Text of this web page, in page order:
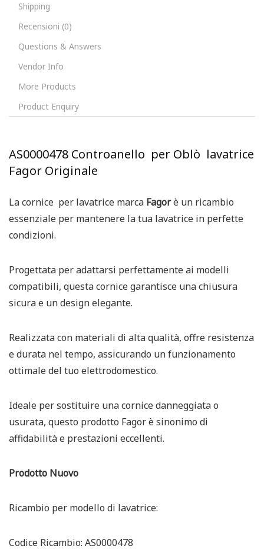
Shipping
Recensioni (0)
Questions & Answers
Vendor Info
More Products
Product Enquiry
AS0000478 Controanello per Oblò lavatrice
Fagor Originale
La cornice per lavatrice marca Fagorè un ricambio
essenziale per mantenere la tua lavatrice in perfette
condizioni.
Progettata per adattarsi perfettamente ai modelli
compatibili, questa cornice garantisce una chiusura
sicura e un design elegante.
Realizzata con materiali di alta qualità, offre resistenza
e durata nel tempo, assicurando un funzionamento
ottimale del tuo elettrodomestico.
Ideale per sostituire una cornice danneggiata o
usurata, questo prodotto Fagorè sinonimo di
affidabilità e prestazioni eccellenti.
Prodotto Nuovo
Ricambio per modello di lavatrice:
Codice Ricambio: AS0000478